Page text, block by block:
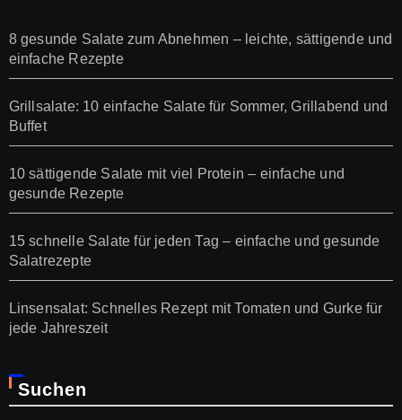
8 gesunde Salate zum Abnehmen – leichte, sättigende und
einfache Rezepte
Grillsalate: 10 einfache Salate für Sommer, Grillabend und
Buffet
10 sättigende Salate mit viel Protein – einfache und
gesunde Rezepte
15 schnelle Salate für jeden Tag – einfache und gesunde
Salatrezepte
Linsensalat: Schnelles Rezept mit Tomaten und Gurke für
jede Jahreszeit
Suchen